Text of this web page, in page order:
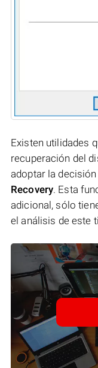
Existen utilidades
recuperación del
adoptar la
Recovery. Esta
adicional, sólo
el análisis de este